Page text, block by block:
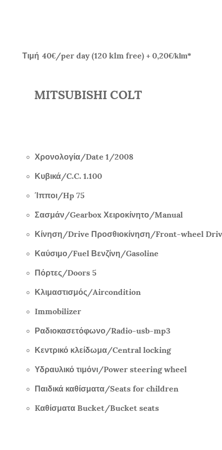
Τιμή 40€/per day (120 klm free) + 0,20€/klm*
MITSUBISHI COLT
Χρονολογία/Date 1/2008
Κυβικά/C.C. 1.100
Ίπποι/Hp 75
Σασμάν/GearboxΧειροκίνητο/Manual
Κίνηση/Drive Προσθιοκίνηση/Front-wheel
Καύσιμο/Fuel Βενζίνη/Gasoline
Πόρτες/Doors 5
Κλιμαστισμός/Aircondition
Immobilizer
Ραδιοκασετόφωνο/Radio-usb-mp3
Κεντρικό κλείδωμα/Central locking
Υδραυλικό τιμόνι/Power steering wheel
Παιδικά καθίσματα/Seats for children
KαθίσματαBucket/Bucket seats